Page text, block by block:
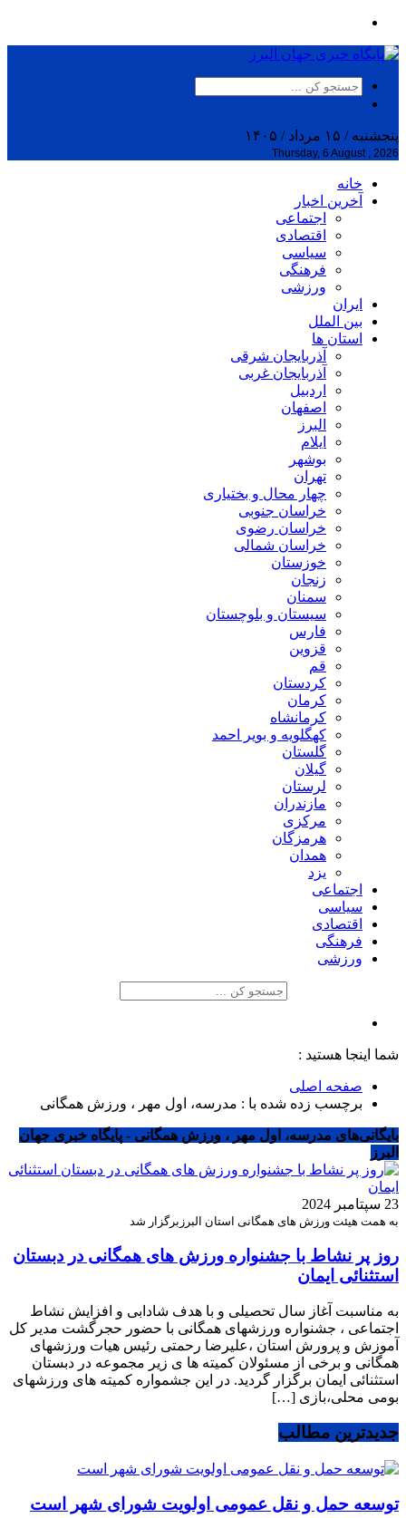
پنجشنبه / ۱۵ مرداد / ۱۴۰۵
Thursday, 6 August , 2026
خانه
آخرین اخبار
اجتماعی
اقتصادی
سیاسی
فرهنگی
ورزشی
ایران
بین الملل
استان ها
آذربایجان شرقی
آذربایجان غربی
اردبیل
اصفهان
البرز
ایلام
بوشهر
تهران
چهار محال و بختیاری
خراسان جنوبی
خراسان رضوی
خراسان شمالی
خوزستان
زنجان
سمنان
سیستان و بلوچستان
فارس
قزوین
قم
کردستان
کرمان
کرمانشاه
کهگلویه و بویر احمد
گلستان
گیلان
لرستان
مازندران
مرکزی
هرمزگان
همدان
یزد
اجتماعی
سیاسی
اقتصادی
فرهنگی
ورزشی
شما اینجا هستید :
صفحه اصلی
برچسب زده شده با : مدرسه، اول مهر ، ورزش همگانی
بایگانی‌های مدرسه، اول مهر ، ورزش همگانی - پایگاه خبری جهان
البرز
23 سپتامبر 2024
به همت هیئت ورزش های همگانی استان البرزبرگزار شد
روز پر نشاط با جشنواره ورزش های همگانی در دبستان
استثنائی ایمان
به مناسبت آغاز سال تحصیلی و با هدف شادابی و افزایش نشاط
اجتماعی ، جشنواره ورزشهای همگانی با حضور حجرگشت مدیر کل
آموزش و پرورش استان ،علیرضا رحمتی رئیس هیات ورزشهای
همگانی و برخی از مسئولان کمیته ها ی زیر مجموعه در دبستان
استثنائی ایمان برگزار گردید. در این جشمواره کمیته های ورزشهای
بومی محلی،بازی […]
جدیدترین مطالب
توسعه حمل و نقل عمومی اولویت شورای شهر است